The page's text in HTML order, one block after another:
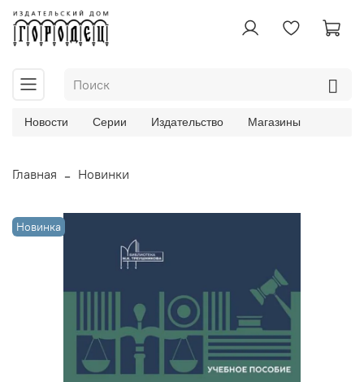
Новости Серии Издательство Магазины
Главная Новинки
Новинка